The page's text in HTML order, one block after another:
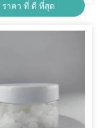
ราคา ที่ ดี ที่สุด